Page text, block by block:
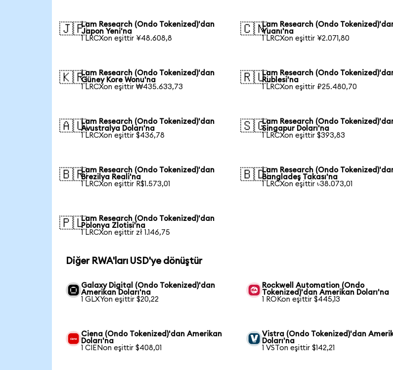
🇯🇵Lam Research (Ondo Tokenized)'dan
Japon Yeni'na
1 LRCXon eşittir ¥48.608,8
🇨🇳Lam Research (Ondo
Yuanı'na
1 LRCXon eşittir ¥2.071,80
🇰🇷Lam Research (Ondo Tokenized)'dan
Güney Kore Wonu'na
1 LRCXon eşittir ₩435.633,73
🇷🇺Lam Research (Ondo
Rublesi'na
1 LRCXon eşittir ₽25.480,70
🇦🇺Lam Research (Ondo Tokenized)'dan
Avustralya Doları'na
1 LRCXon eşittir $436,78
🇸🇬Lam Research (Ondo
Singapur Doları'na
1 LRCXon eşittir $393,83
🇧🇷Lam Research (Ondo Tokenized)'dan
Brezilya Reali'na
1 LRCXon eşittir R$1.573,01
🇧🇩Lam Research (Ondo
Bangladeş Takası'na
1 LRCXon eşittir ৳38.073,01
🇵🇱Lam Research (Ondo Tokenized)'dan
Polonya Zlotisi'na
1 LRCXon eşittir zł 1.146,75
Diğer RWA'ları USD'ye dönüştür
Galaxy Digital (Ondo Tokenized)'dan
Amerikan Doları'na
1 GLXYon eşittir $20,22
Rockwell Automation (Ondo
Tokenized)'dan Amerikan Doları'na
1 ROKon eşittir $445,13
Ciena (Ondo Tokenized)'dan Amerikan
Doları'na
1 CIENon eşittir $408,01
Vistra (Ondo Tokenized)'dan
Doları'na
1 VSTon eşittir $142,21